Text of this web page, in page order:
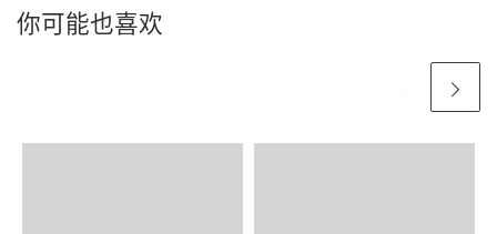
你可能也喜欢